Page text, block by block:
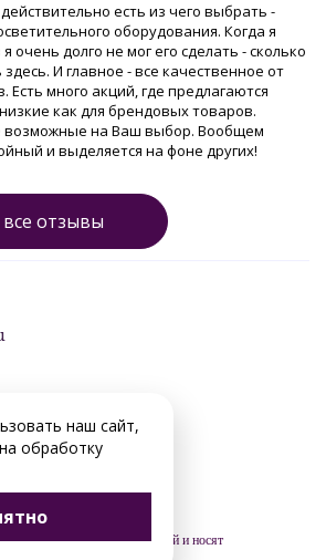
есть из чего выбрать -
оборудования. Когда я
очень долго не мог его сделать - сколько
И главное - все качественное от
Есть много акций, где предлагаются
как для брендовых товаров.
возможные на Ваш выбор. Вообщем
и выделяется на фоне других!
отзывы
Все права защищены.
являются публичной офертой и носят
наш сайт,
обработку